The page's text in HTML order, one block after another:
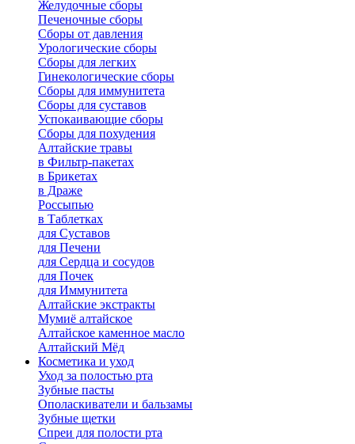
Желудочные сборы
Печеночные сборы
Сборы от давления
Урологические сборы
Сборы для легких
Гинекологические сборы
Сборы для иммунитета
Сборы для суставов
Успокаивающие сборы
Сборы для похудения
Алтайские травы
в Фильтр-пакетах
в Брикетах
в Драже
Россыпью
в Таблетках
для Cуставов
для Печени
для Сердца и сосудов
для Почек
для Иммунитета
Алтайские экстракты
Мумиё алтайское
Алтайское каменное масло
Алтайский Мёд
Косметика и уход
Уход за полостью рта
Зубные пасты
Ополаскиватели и бальзамы
Зубные щетки
Спреи для полости рта